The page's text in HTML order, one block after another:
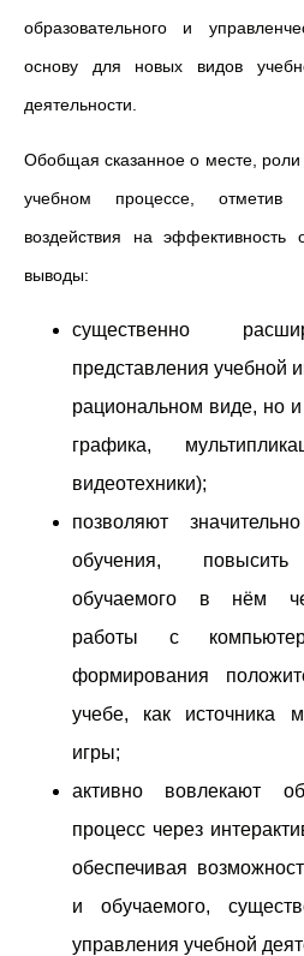
образовательного и
основу для новых видов
деятельности.
Обобщая сказанное о месте,
учебном процессе,
воздействия на эффективность
выводы:
существенно
представления учебной
рациональном виде, но и
графика,
видеотехники);
позволяют
обучения, повысить
обучаемого в нём
работы с
формирования
учебе, как источника
игры;
активно вовлекают
процесс через
обеспечивая
и обучаемого,
управления учебной